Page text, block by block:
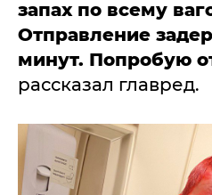
запах по всему
Отправление
минут. Попробую
рассказал главред.